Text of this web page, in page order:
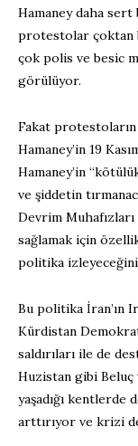
Hamaney daha sert
protestolar
çok polis ve besic
görülüyor.
Fakat protestoların
Hamaney’in 19
Hamaney’in
ve şiddetin
Devrim
sağlamak için
politika
Bu politika İran’ın
Kürdistan
saldırıları ile de
Huzistan gibi Beluç
yaşadığı
arttırıyor ve krizi